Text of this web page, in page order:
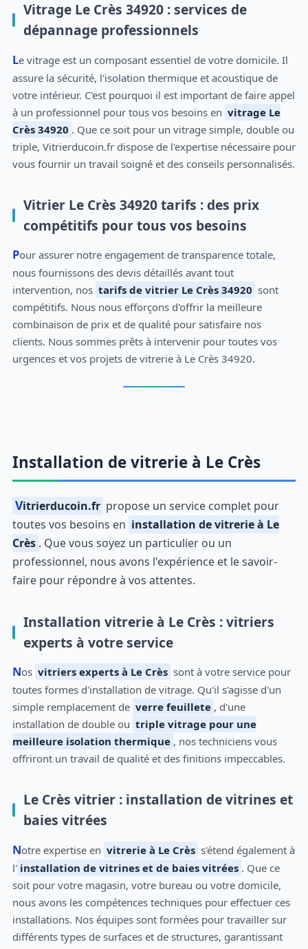
Vitrage Le Crès 34920 : services de
dépannage professionnels
Le vitrage est un composant essentiel de votre domicile. Il
assure la sécurité, l'isolation thermique et acoustique de
votre intérieur. C'est pourquoi il est important de faire appel
à un professionnel pour tous vos besoins en vitrage Le
Crès 34920 . Que ce soit pour un vitrage simple, double ou
triple, Vitrierducoin.fr dispose de l'expertise nécessaire pour
vous fournir un travail soigné et des conseils personnalisés.
Vitrier Le Crès 34920 tarifs : des prix
compétitifs pour tous vos besoins
Pour assurer notre engagement de transparence totale,
nous fournissons des devis détaillés avant tout
intervention, nos tarifs de vitrier Le Crès 34920 sont
compétitifs. Nous nous efforçons d'offrir la meilleure
combinaison de prix et de qualité pour satisfaire nos
clients. Nous sommes prêts à intervenir pour toutes vos
urgences et vos projets de vitrerie à Le Crès 34920.
Installation de vitrerie à Le Crès
Vitrierducoin.fr propose un service complet pour
toutes vos besoins en installation de vitrerie à Le
Crès . Que vous soyez un particulier ou un
professionnel, nous avons l'expérience et le savoir-
faire pour répondre à vos attentes.
Installation vitrerie à Le Crès : vitriers
experts à votre service
Nos vitriers experts à Le Crès sont à votre service pour
toutes formes d'installation de vitrage. Qu'il s'agisse d'un
simple remplacement de verre feuillete , d'une
installation de double ou triple vitrage pour une
meilleure isolation thermique , nos techniciens vous
offriront un travail de qualité et des finitions impeccables.
Le Crès vitrier : installation de vitrines et
baies vitrées
Notre expertise en vitrerie à Le Crès s'étend également à
l' installation de vitrines et de baies vitrées . Que ce
soit pour votre magasin, votre bureau ou votre domicile,
nous avons les compétences techniques pour effectuer ces
installations. Nos équipes sont formées pour travailler sur
différents types de surfaces et de structures, garantissant